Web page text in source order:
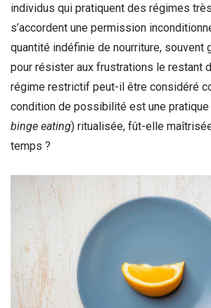
individus qui pratiquent des régimes
s’accordent une permission
quantité indéfinie de nourriture, souvent
pour résister aux frustrations le restant
régime restrictif peut-il être considéré
condition de possibilité est une
binge eating) ritualisée, fût-elle
temps ?